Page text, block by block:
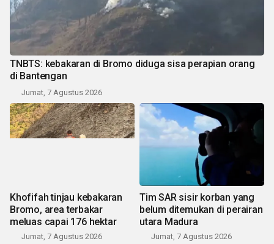
TNBTS: kebakaran di Bromo diduga sisa perapian orang
di Bantengan
Jumat, 7 Agustus 2026
Khofifah tinjau kebakaran
Bromo, area terbakar
meluas capai 176 hektar
Jumat, 7 Agustus 2026
Tim SAR sisir korban yang
belum ditemukan di perairan
utara Madura
Jumat, 7 Agustus 2026